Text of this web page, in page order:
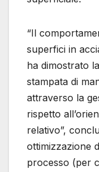
“Il
superfici in
ha dimostrato
stampata di
attraverso la
rispetto
relativo”,
ottimizzazione
processo (per